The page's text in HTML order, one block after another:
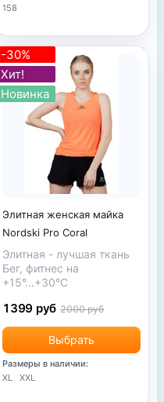
158
-30%
Хит!
Новинка
Элитная женская майка
Nordski Pro Coral
Элитная - лучшая ткань
Бег, фитнес на
+15°...+30°С
Выбрать
1399 руб 2000 руб
Размеры в наличии:
XL
XXL